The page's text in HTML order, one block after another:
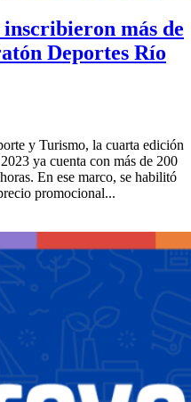
inscribieron más de
Deportes Río
y Turismo, la cuarta edición
ya cuenta con más de 200
En ese marco, se habilitó
promocional...